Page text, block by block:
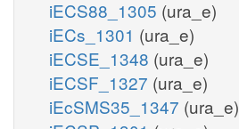
iECS88_1305 (ura_e)
iECs_1301 (ura_e)
iECSE_1348 (ura_e)
iECSF_1327 (ura_e)
iEcSMS35_1347 (ura_e)